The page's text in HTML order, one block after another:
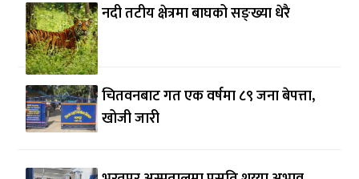
नदी तटीय क्षेत्रमा बाघको सङ्ख्या धेरै
चितवनबाट गत एक वर्षमा ८९ जना बेपत्ता,
खोजी जारी